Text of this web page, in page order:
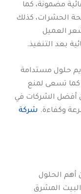
مضمونة، كما
الحشرات، كذلك
العميل
بعد التنفيذ.
حلول مستدامة
كما تسعى لمنع
أفضل الشركات في
وكفاءة. شركة
الحلول
المشرق